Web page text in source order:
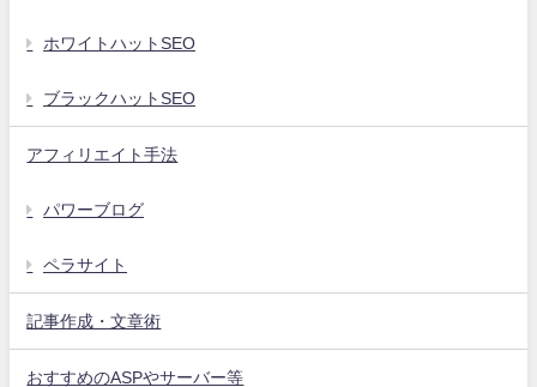
ホワイトハットSEO
ブラックハットSEO
アフィリエイト手法
パワーブログ
ペラサイト
記事作成・文章術
おすすめのASPやサーバー等